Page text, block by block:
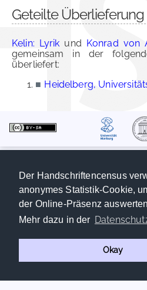
Der Handschriftencensus
anonymes Statistik-Cookie,
der Online-Präsenz
Mehr dazu in der
Okay
Geteilte Überlieferung
Kelin: Lyrik und Konrad von
gemeinsam in der
überliefert:
■ Heidelberg,